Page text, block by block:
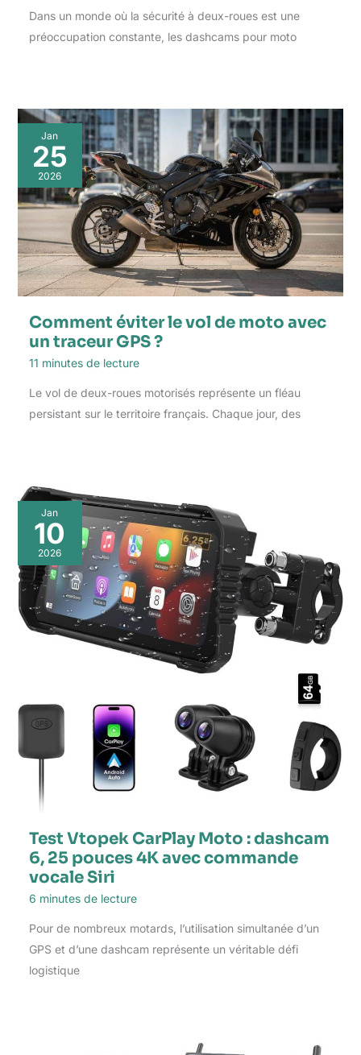
Dans un monde où la sécurité à deux-roues est une
préoccupation constante, les dashcams pour moto
Jan
25
2026
Comment éviter le vol de moto avec
un traceur GPS ?
11 minutes de lecture
Le vol de deux-roues motorisés représente un fléau
persistant sur le territoire français. Chaque jour, des
Jan
10
2026
Test Vtopek CarPlay Moto : dashcam
6, 25 pouces 4K avec commande
vocale Siri
6 minutes de lecture
Pour de nombreux motards, l’utilisation simultanée d’un
GPS et d’une dashcam représente un véritable défi
logistique